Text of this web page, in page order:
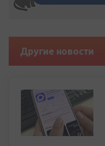
Другие новости